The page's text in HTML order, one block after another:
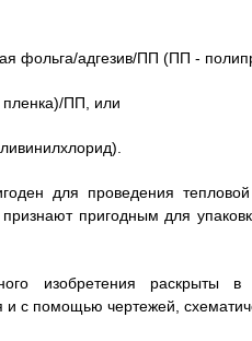
фольга/адгезив/ПП (ПП -
ПП, или
для проведения
пригодным для
изобретения раскрыты
и с помощью чертежей,